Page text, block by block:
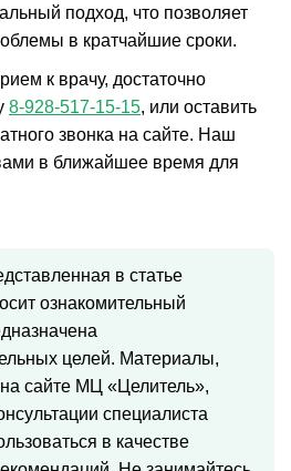
подход, что позволяет
в кратчайшие сроки.
к врачу, достаточно
8-928-517-15-15, или оставить
звонка на сайте. Наш
в ближайшее время для
в статье
ознакомительный
целей. Материалы,
сайте МЦ «Целитель»,
специалиста
в качестве